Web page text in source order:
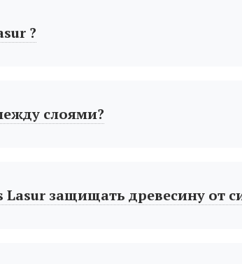
?
слоями?
защищать древесину от